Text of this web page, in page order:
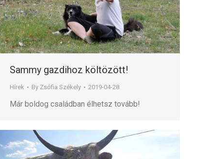
Sammy gazdihoz költözött!
Hírek By Zsófia Székely 2019-04-28
Már boldog családban élhetsz tovább!